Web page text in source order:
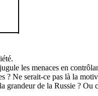
les menaces en
Ne serait-ce pas là la
grandeur de la Russie ? Ou